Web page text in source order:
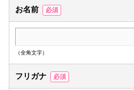
お名前 必須
（全角文字）
フリガナ 必須